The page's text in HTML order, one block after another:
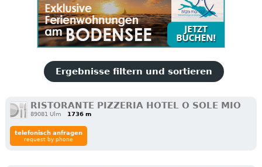
Ergebnisse filtern und sortieren
RISTORANTE PIZZERIA HOTEL O SOLE MIO
89081 Ulm 1736 m
telefonisch anfragen
request by phone